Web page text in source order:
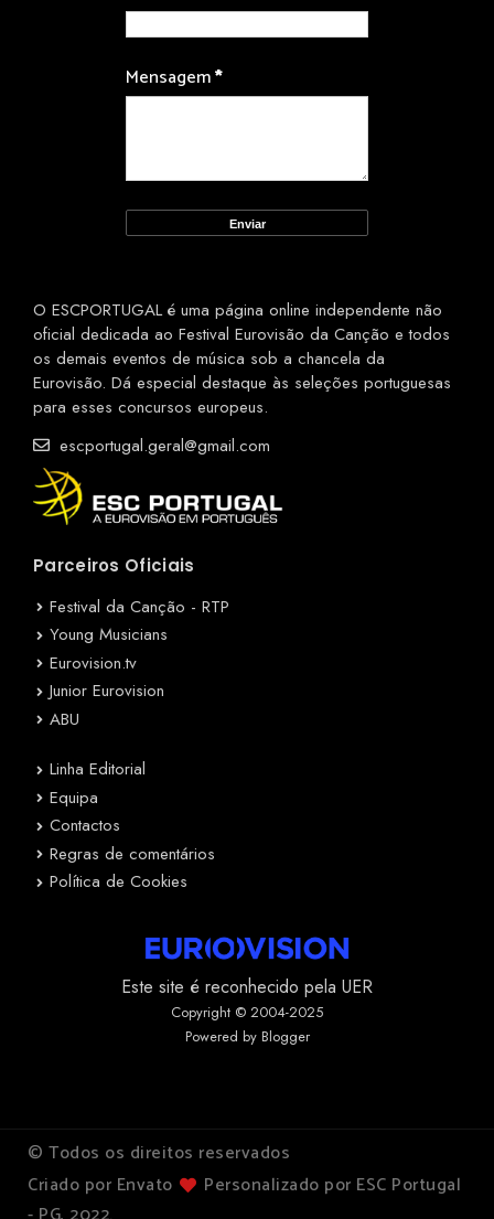
Mensagem*
O ESCPORTUGAL é uma página online independente não
oficial dedicada ao Festival Eurovisão da Canção e todos
os demais eventos de música sob a chancela da
Eurovisão. Dá especial destaque às seleções portuguesas
para esses concursos europeus.
escportugal.geral@gmail.com
Parceiros Oficiais
Festival da Canção - RTP
Young Musicians
Eurovision.tv
Junior Eurovision
ABU
Linha Editorial
Equipa
Contactos
Regras de comentários
Política de Cookies
Este site é reconhecido pela UER
Copyright © 2004-2025
Powered by Blogger
© Todos os direitos reservados
Criado por Envato
Personalizado por ESC Portugal